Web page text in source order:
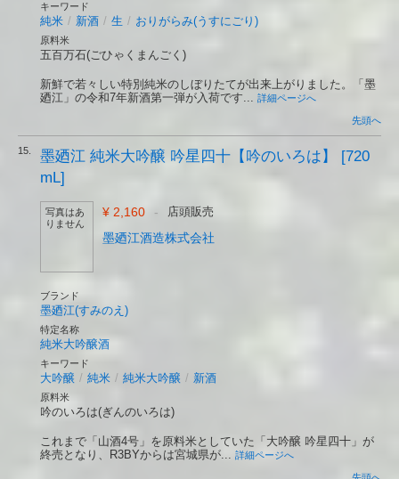
キーワード
純米 / 新酒 / 生 / おりがらみ(うすにごり)
原料米
五百万石(ごひゃくまんごく)
新鮮で若々しい特別純米のしぼりたてが出来上がりました。「墨
廼江」の令和7年新酒第一弾が入荷です... 詳細ページへ
先頭へ
15.
墨廼江 純米大吟醸 吟星四十【吟のいろは】 [720
mL]
写真はあ
りません
¥ 2,160 - 店頭販売
墨廼江酒造株式会社
ブランド
墨廼江(すみのえ)
特定名称
純米大吟醸酒
キーワード
大吟醸 / 純米 / 純米大吟醸 / 新酒
原料米
吟のいろは(ぎんのいろは)
これまで「山酒4号」を原料米としていた「大吟醸 吟星四十」が
終売となり、R3BYからは宮城県が... 詳細ページへ